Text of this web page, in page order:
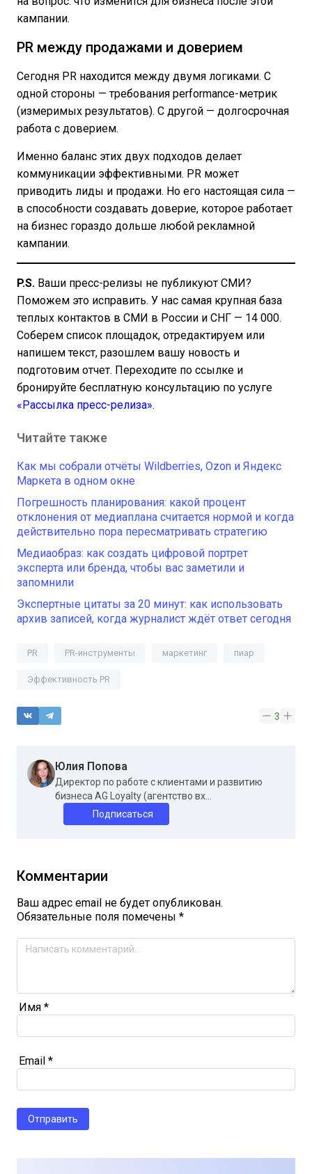
кампании.
PR между продажами и доверием
Сегодня PR находится между двумя логиками. С
одной стороны — требования performance-метрик
(измеримых результатов). С другой — долгосрочная
работа с доверием.
Именно баланс этих двух подходов делает
коммуникации эффективными. PR может
приводить лиды и продажи. Но его настоящая сила —
в способности создавать доверие, которое работает
на бизнес гораздо дольше любой рекламной
кампании.
P.S. Ваши пресс-релизы не публикуют СМИ?
Поможем это исправить. У нас самая крупная база
теплых контактов в СМИ в России и СНГ — 14 000.
Соберем список площадок, отредактируем или
напишем текст, разошлем вашу новость и
подготовим отчет. Переходите по ссылке и
бронируйте бесплатную консультацию по услуге
«Рассылка пресс-релиза».
Читайте также
Как мы собрали отчёты Wildberries, Ozon и Яндекс
Маркета в одном окне
Погрешность планирования: какой процент
отклонения от медиаплана считается нормой и когда
действительно пора пересматривать стратегию
Медиаобраз: как создать цифровой портрет
эксперта или бренда, чтобы вас заметили и
запомнили
Экспертные цитаты за 20 минут: как использовать
архив записей, когда журналист ждёт ответ сегодня
PR PR-инструменты маркетинг пиар
Эффективность PR
3
Юлия Попова
Директор по работе с клиентами и развитию
бизнеса AG Loyalty (агентство вх...
Подписаться
Комментарии
Ваш адрес email не будет опубликован.
Обязательные поля помечены *
Имя *
Email *